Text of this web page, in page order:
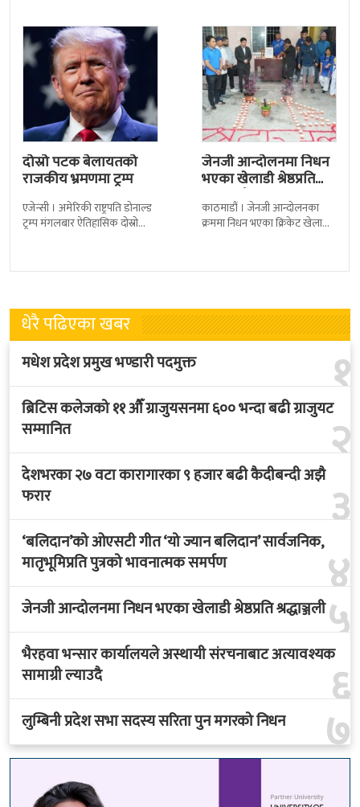
दोस्रो पटक बेलायतको
राजकीय भ्रमणमा ट्रम्प
एजेन्सी । अमेरिकी राष्ट्रपति डोनाल्ड
ट्रम्प मंगलबार ऐतिहासिक दोस्रो
बेलायत सरकारले
जेनजी आन्दोलनमा निधन
भएका खेलाडी श्रेष्ठप्रति
श्रद्धाञ्जली
काठमाडौं । जेनजी आन्दोलनका
क्रममा निधन भएका क्रिकेट खेलाडी
त्रिपुरेश्वरस्थीत राष्ट्रिय खेलकुद
धेरै पढिएका खबर
१
मधेश प्रदेश प्रमुख भण्डारी पदमुक्त
२
ब्रिटिस कलेजको ११ औँ ग्राजुयसनमा ६०० भन्दा बढी ग्राजुयट
सम्मानित
३
देशभरका २७ वटा कारागारका ९ हजार बढी कैदीबन्दी अझै
फरार
४
‘बलिदान’को ओएसटी गीत ‘यो ज्यान बलिदान’ सार्वजनिक,
मातृभूमिप्रति पुत्रको भावनात्मक समर्पण
५
जेनजी आन्दोलनमा निधन भएका खेलाडी श्रेष्ठप्रति श्रद्धाञ्जली
६
भैरहवा भन्सार कार्यालयले अस्थायी संरचनाबाट अत्यावश्यक
सामाग्री ल्याउदै
७
लुम्बिनी प्रदेश सभा सदस्य सरिता पुन मगरको निधन